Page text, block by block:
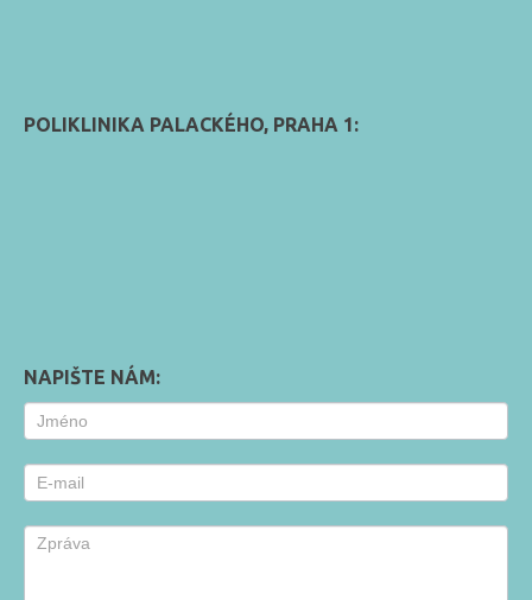
POLIKLINIKA PALACKÉHO, PRAHA 1:
NAPIŠTE NÁM:
Contact
Us